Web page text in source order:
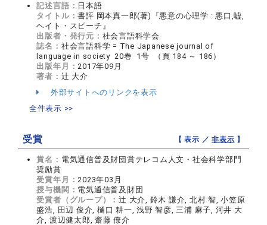
記述言語： 日本語
タイトル：書評 岡本真一郎(著)『悪意の心理学 : 悪口,嘘,
ヘイト・スピーチ』
出版者・発行元： 社会言語科学会
誌名： 社会言語科学 = The Japanese journal of
language in society 20巻 1号 （頁 184 ～ 186）
出版年月：2017年09月
著者： 辻 大介
外部サイトへのリンクを表示
全件表示 >>
受賞 【 表示 ／非表示 】
賞名： 電気通信普及財団賞テレコム人文・社会科学部門
奨励賞
受賞年月：2023年03月
授与機関： 電気通信普及財団
受賞者（グループ）：辻 大介, 鈴木 謙介, 北村 智, 小笠原
盛浩, 田辺 俊介, 樋口 耕一, 浅野 智彦, 三浦 麻子, 河井 大
介, 渡辺健太郎, 齋藤 僚介